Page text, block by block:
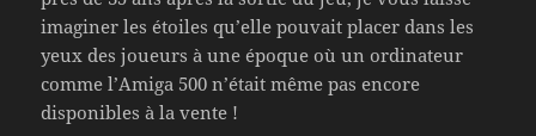
imaginer les étoiles qu’elle pouvait placer dans les
yeux des joueurs à une époque où un ordinateur
comme l’Amiga 500 n’était même pas encore
disponibles à la vente !